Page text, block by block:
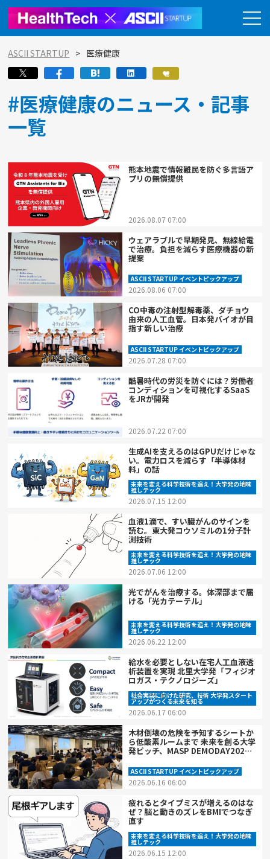
ASCII STARTUP 医療健康
#医療健康のニュース・記事
一覧
熊本地震で情報難民を防ぐ多言語ア
プリの無償提供
2026.08.07 07:00
ウェアラブルで早期発見、無線給電
で治療。負担を減らす医療機器の新
提案
ASCII STARTUP イベントピックアップ
2026.08.06 07:00
CO中毒の注射型解毒薬、ダチョウ
由来の人工血管。日本発バイオが目
指す新しい治療
ASCII STARTUP イベントピックアップ
2026.07.28 07:00
酷暑時代の労災を防ぐには？労働者
コンディションを可視化するSaaS
をJRが開発
2026.07.22 07:00
生成AIを支えるのはGPUだけじゃな
い。電力ロスを減らす「半導体材
料」の話
未来を変える科学技術を追え！大学発の地味
推しテック
2026.07.15 12:00
血液1滴で、すい臓がんのサインを
読む。東大発コウソミルの1分子計
測技術
未来を変える科学技術を追え！大学発の地味
推しテック
2026.07.06 12:00
光でがんを治療する。体深部まで届
ける「光カテーテル」
未来を変える科学技術を追え！大学発の地味
推しテック
2026.06.22 12:00
給水を必要としない在宅人工血液透
析装置を実現 北里大学発「フィジオ
ロガス・テクノロジーズ」
社会実装に向けた研究、技術 大学発スタート
アップがつくる未来を知る
2026.06.17 06:00
木材倒壊の危険を予知するシートか
ら低酸素ルームまで 未来を創る大学
発ピッチ、MASP DEMODAY2026
ASCII STARTUP イベントピックアップ
2026.06.16 06:00
疲れるとタイプミスが増えるのはな
ぜ？脳と動きのズレをBMIでつなぎ
直す
未来を変える科学技術を追え！大学発の地味
推しテック
2026.06.15 12:00